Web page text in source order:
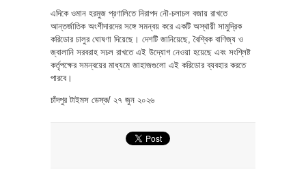
এদিকে ওমান হরমুজ প্রণালিতে নিরাপদ নৌ-চলাচল বজায় রাখতে
আন্তর্জাতিক অংশীদারদের সঙ্গে সমন্বয় করে একটি অস্থায়ী সামুদ্রিক
করিডোর চালুর ঘোষণা দিয়েছে। দেশটি জানিয়েছে, বৈশ্বিক বাণিজ্য ও
জ্বালানি সরবরাহ সচল রাখতে এই উদ্যোগ নেওয়া হয়েছে এবং সংশ্লিষ্ট
কর্তৃপক্ষের সমন্বয়ের মাধ্যমে জাহাজগুলো এই করিডোর ব্যবহার করতে
পারবে।
চাঁদপুর টাইমস ডেস্ক/ ২৭ জুন ২০২৬